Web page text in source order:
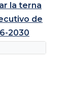
la terna
de
2030